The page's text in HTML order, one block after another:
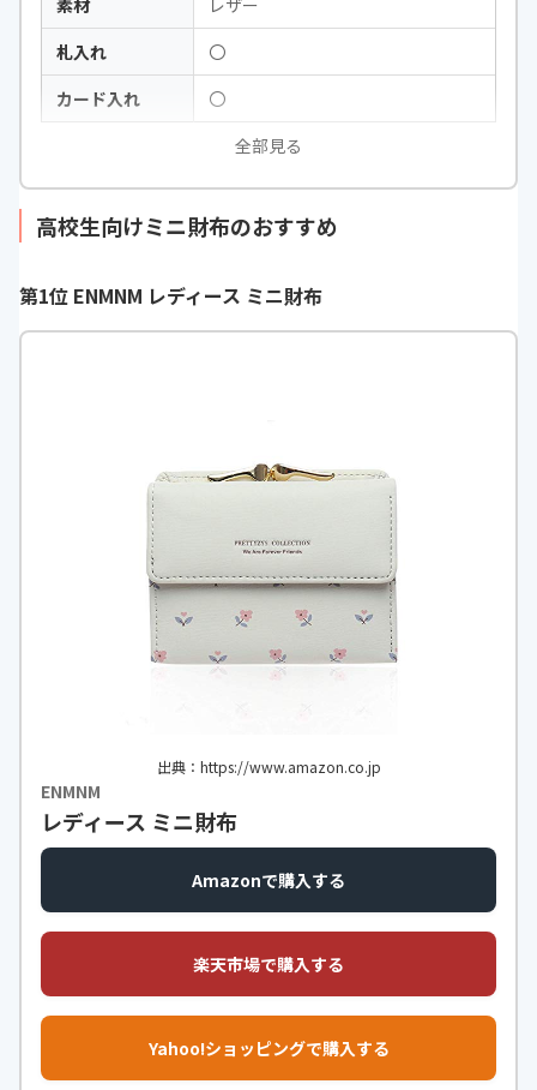
素材
レザー
札入れ
〇
カード入れ
〇
全部見る
高校生向けミニ財布のおすすめ
第1位 ENMNM レディース ミニ財布
出典：https://www.amazon.co.jp
ENMNM
レディース ミニ財布
Amazonで購入する
楽天市場で購入する
Yahoo!ショッピングで購入する